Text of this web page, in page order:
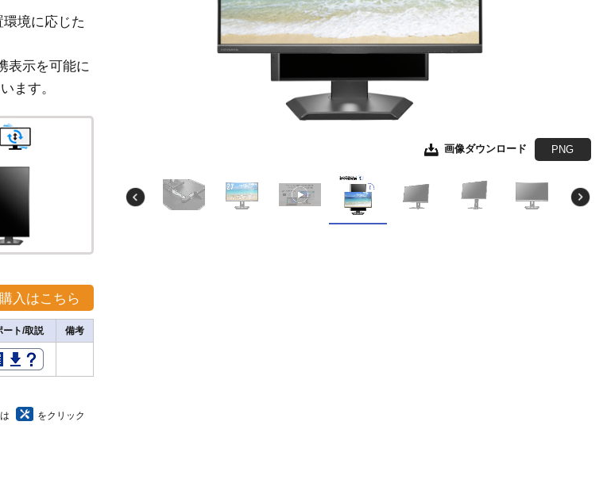
画像ダウンロード PNG
画像ダウンロード JPEG
画像ダウンロード JPEG
画像ダウンロード JPEG
画像ダウンロード JPEG
画像ダウンロード JPEG
画像ダウンロード JPEG
画像ダウンロード JPEG
画像ダウンロード JPEG
境に応じた
表示を可能に
ます。
ート/取説 備考
をクリック